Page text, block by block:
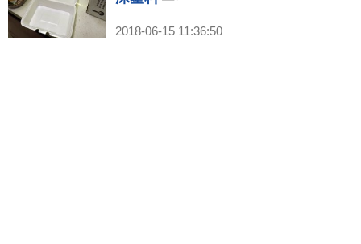
2018-06-15 11:36:50